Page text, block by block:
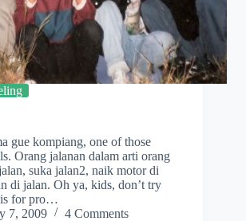
gue kompiang, one of those
Orang jalanan dalam arti orang
suka jalan2, naik motor di
di jalan. Oh ya, kids, don’t try
is for pro…
7, 2009 4 Comments